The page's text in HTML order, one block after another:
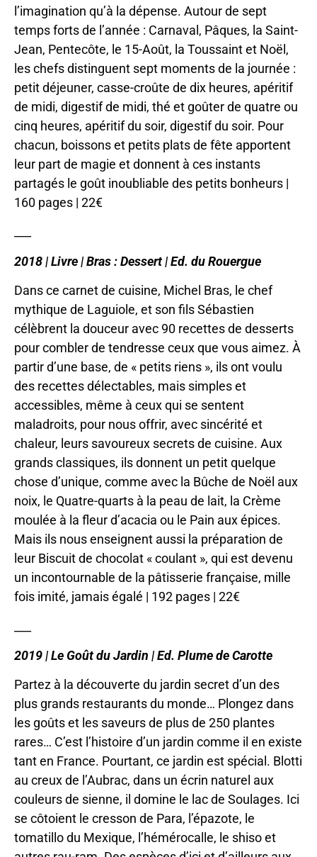
l’imagination qu’à la dépense. Autour de sept
temps forts de l’année : Carnaval, Pâques, la Saint-
Jean, Pentecôte, le 15-Août, la Toussaint et Noël,
les chefs distinguent sept moments de la journée :
petit déjeuner, casse-croûte de dix heures, apéritif
de midi, digestif de midi, thé et goûter de quatre ou
cinq heures, apéritif du soir, digestif du soir. Pour
chacun, boissons et petits plats de fête apportent
leur part de magie et donnent à ces instants
partagés le goût inoubliable des petits bonheurs |
160 pages | 22€
2018 | Livre | Bras : Dessert | Ed. du Rouergue
Dans ce carnet de cuisine, Michel Bras, le chef
mythique de Laguiole, et son fils Sébastien
célèbrent la douceur avec 90 recettes de desserts
pour combler de tendresse ceux que vous aimez. À
partir d’une base, de « petits riens », ils ont voulu
des recettes délectables, mais simples et
accessibles, même à ceux qui se sentent
maladroits, pour nous offrir, avec sincérité et
chaleur, leurs savoureux secrets de cuisine. Aux
grands classiques, ils donnent un petit quelque
chose d’unique, comme avec la Bûche de Noël aux
noix, le Quatre-quarts à la peau de lait, la Crème
moulée à la fleur d’acacia ou le Pain aux épices.
Mais ils nous enseignent aussi la préparation de
leur Biscuit de chocolat « coulant », qui est devenu
un incontournable de la pâtisserie française, mille
fois imité, jamais égalé | 192 pages | 22€
2019 | Le Goût du Jardin | Ed. Plume de Carotte
Partez à la découverte du jardin secret d’un des
plus grands restaurants du monde… Plongez dans
les goûts et les saveurs de plus de 250 plantes
rares… C’est l’histoire d’un jardin comme il en existe
tant en France. Pourtant, ce jardin est spécial. Blotti
au creux de l’Aubrac, dans un écrin naturel aux
couleurs de sienne, il domine le lac de Soulages. Ici
se côtoient le cresson de Para, l’épazote, le
tomatillo du Mexique, l’hémérocalle, le shiso et